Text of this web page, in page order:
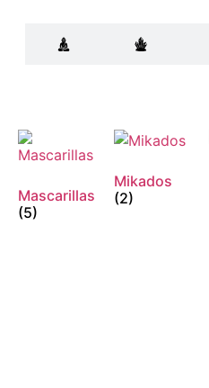
Mascarillas
(5)
Mikados
(2)